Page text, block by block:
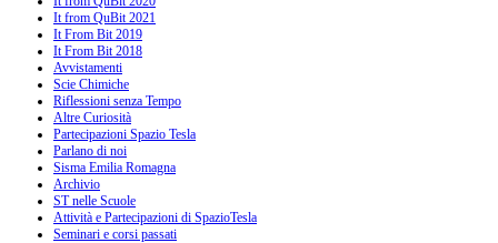
It from QuBit 2021
It From Bit 2019
It From Bit 2018
Avvistamenti
Scie Chimiche
Riflessioni senza Tempo
Altre Curiosità
Partecipazioni Spazio Tesla
Parlano di noi
Sisma Emilia Romagna
Archivio
ST nelle Scuole
Attività e Partecipazioni di SpazioTesla
Seminari e corsi passati